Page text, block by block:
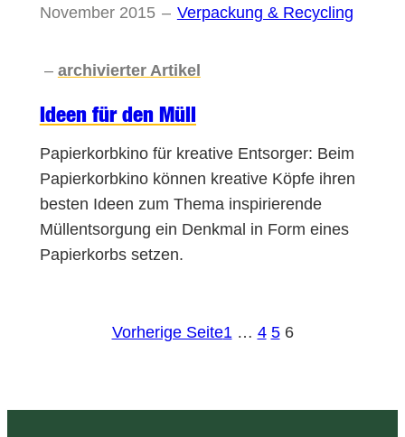
November 2015 – Verpackung & Recycling
– archivierter Artikel
Ideen für den Müll
Papierkorbkino für kreative Entsorger: Beim
Papierkorbkino können kreative Köpfe ihren
besten Ideen zum Thema inspirierende
Müllentsorgung ein Denkmal in Form eines
Papierkorbs setzen.
Vorherige Seite1 … 4 5 6